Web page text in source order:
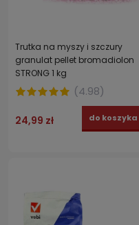
Trutka na myszy i szczury
granulat pellet bromadiolon
STRONG 1 kg
(4.98)
24,99 zł do koszyka